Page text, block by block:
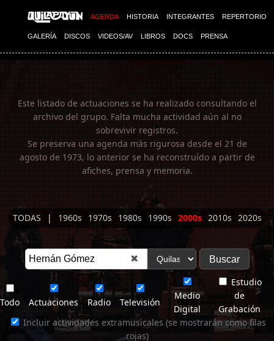
AGENDA HISTORIA INTEGRANTES REPERTORIO
GALERÍA DISCOS VIDEOS/AV LIBROS DOCS PRENSA
Imagen 01
Este listado de actuaciones se ha realizado consultando el
archivo del grupo. Falta mucha actividad aún al no
sobrevivir registros.
Se preserva una agenda más rigurosa desde el 21 de
agosto de 1973, lo anterior se ha reconstruído a partir de
afiches, prensa y memoria.
TODAS | 1960s 1970s 1980s 1990s 2000s 2010s 2020s
✖
Todo Actuaciones Radio Televisión
Medio
Digital
Estudio
de
Grabación
Incluir actividades extramusicales (se mostrarán como filas
rojas)